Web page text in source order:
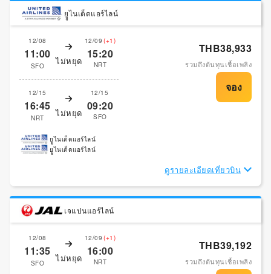
ยููไนเต็ดแอร์ไลน์
12/08
11:00
SFO ไม่หยุด
12/09 (+1)
15:20
NRT
12/15
16:45
NRT ไม่หยุด
12/15
09:20
SFO
THB38,933
รวมถึงต้นทุนเชื้อเพลิง
ยููไนเต็ดแอร์ไลน์
ยููไนเต็ดแอร์ไลน์
ดูรายละเอียดเที่ยวบิน
เจแปนแอร์ไลน์
12/08
11:35
SFO ไม่หยุด
12/09 (+1)
16:00
NRT
THB39,192
รวมถึงต้นทุนเชื้อเพลิง